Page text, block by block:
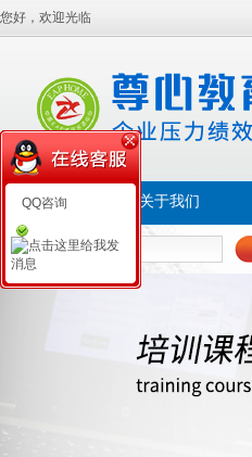
您好，欢迎光临
首页 关于我们
QQ咨询